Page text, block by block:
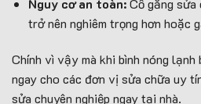
Nguy cơ an toàn:Cố gắng sửa
trở nên nghiêm trọng hơn hoặc
Chính vì vậy mà khi bình nóng lạnh
ngay cho các đơn vị sửa chữa uy
sửa chuyên nghiệp ngay tại nhà.